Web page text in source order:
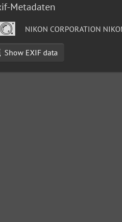
Metadaten
NIKON CORPORATION
Show EXIF data